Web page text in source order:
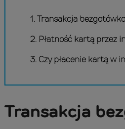
1. Transakcja
2. Płatność kartą przez
3. Czy płacenie kartą w
Transakcja